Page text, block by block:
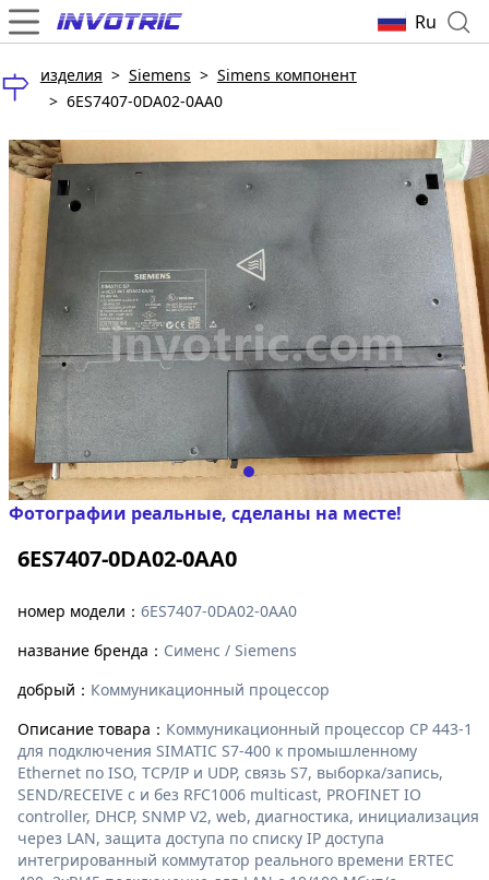
Ru
изделия > Siemens > Simens компонент
> 6ES7407-0DA02-0AA0
Фотографии реальные, сделаны на месте!
6ES7407-0DA02-0AA0
номер модели： 6ES7407-0DA02-0AA0
название бренда： Сименс / Siemens
добрый： Коммуникационный процессор
Описание товара： Коммуникационный процессор CP 443-1
для подключения SIMATIC S7-400 к промышленному
Ethernet по ISO, TCP/IP и UDP, связь S7, выборка/запись,
SEND/RECEIVE с и без RFC1006 multicast, PROFINET IO
controller, DHCP, SNMP V2, web, диагностика, инициализация
через LAN, защита доступа по списку IP доступа
интегрированный коммутатор реального времени ERTEC